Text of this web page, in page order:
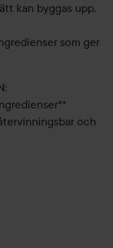
kan byggas upp,
som ger
och
samt för
syntetisk doft,